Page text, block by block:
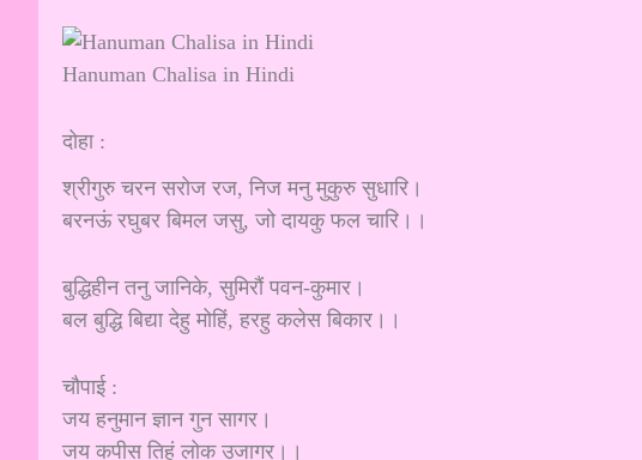
Hanuman Chalisa in Hindi
दोहा :
श्रीगुरु चरन सरोज रज, निज मनु मुकुरु सुधारि।
बरनऊं रघुबर बिमल जसु, जो दायकु फल चारि।।
बुद्धिहीन तनु जानिके, सुमिरौं पवन-कुमार।
बल बुद्धि बिद्या देहु मोहिं, हरहु कलेस बिकार।।
चौपाई :
जय हनुमान ज्ञान गुन सागर।
जय कपीस तिहुं लोक उजागर।।